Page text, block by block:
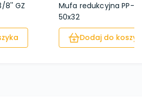
8'' GZ
Mufa redukcyjna PP-R
50x32
Dodaj do